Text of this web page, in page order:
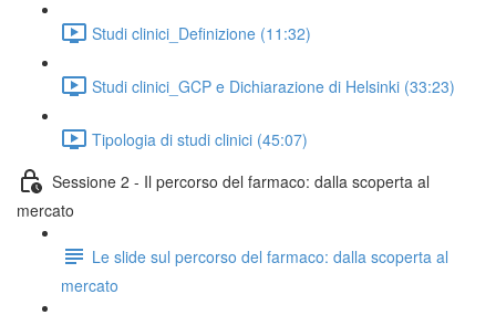
Studi clinici_Definizione (11:32)
Studi clinici_GCP e Dichiarazione di Helsinki (33:23)
Tipologia di studi clinici (45:07)
Sessione 2 - Il percorso del farmaco: dalla scoperta al
mercato
Le slide sul percorso del farmaco: dalla scoperta al
mercato